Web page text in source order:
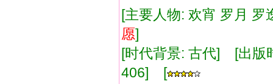
[主要人物: 欢宵 罗月
愿]
[时代背景: 古代] [出
406] [